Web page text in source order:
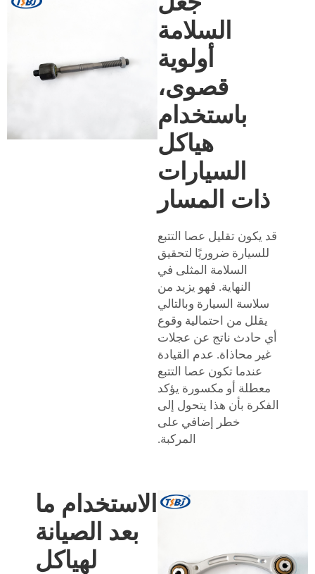
السلامة
أولوية
قصوى،
باستخدام
هياكل
السيارات
ذات المسار
قد يكون تقليل عصا التتبع
للسيارة ضروريًا لتحقيق
السلامة المثلى في
النهاية. فهو يزيد من
سلاسة السيارة وبالتالي
يقلل من احتمالية وقوع
أي حادث ناتج عن عجلات
غير محاذاة. عدم القيادة
عندما تكون عصا التتبع
معطلة أو مكسورة يؤكد
الفكرة بأن هذا يتحول إلى
خطر إضافي على
المركبة.
الاستخدام ما
بعد الصيانة
لهياكل